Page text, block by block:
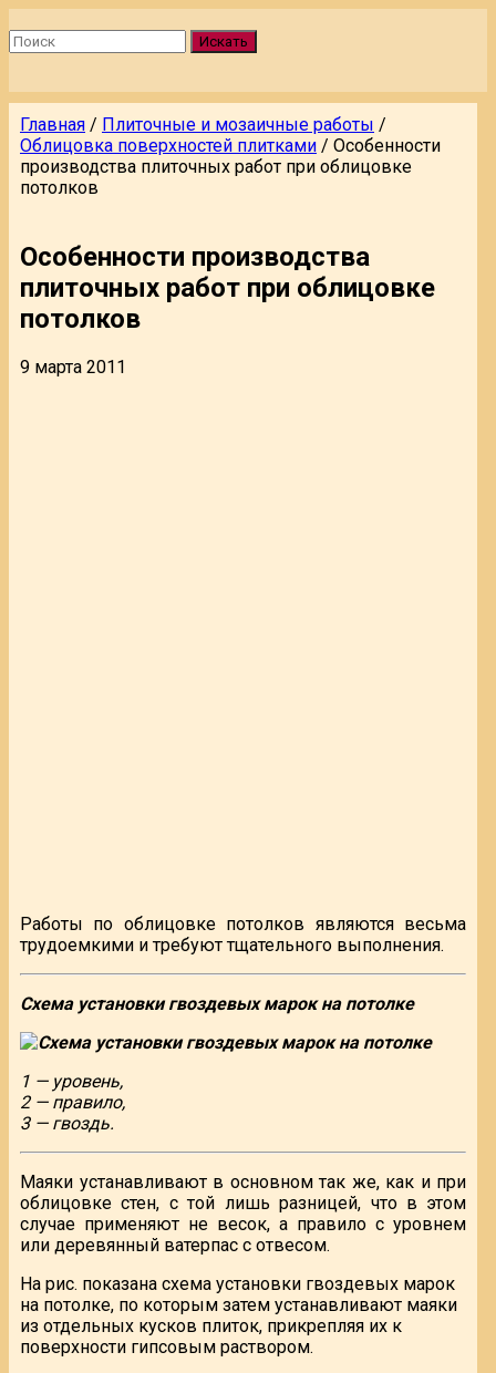
Искать
Главная / Плиточные и мозаичные работы /
Облицовка поверхностей плитками / Особенности
производства плиточных работ при облицовке
потолков
Особенности производства
плиточных работ при облицовке
потолков
9 марта 2011
Работы по облицовке потолков являются весьма
трудоемкими и требуют тщательного выполнения.
Схема установки гвоздевых марок на потолке
1 — уровень,
2 — правило,
3 — гвоздь.
Маяки устанавливают в основном так же, как и при
облицовке стен, с той лишь разницей, что в этом
случае применяют не весок, а правило с уровнем
или деревянный ватерпас с отвесом.
На рис. показана схема установки гвоздевых марок
на потолке, по которым затем устанавливают маяки
из отдельных кусков плиток, прикрепляя их к
поверхности гипсовым раствором.